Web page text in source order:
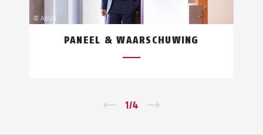
PANEEL & WAARSCHUWING
1/4